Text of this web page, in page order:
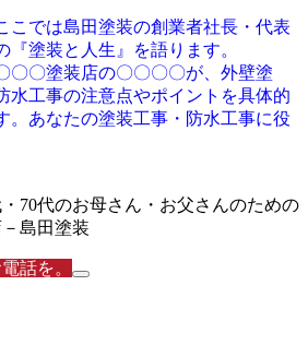
こでは島田塗装の創業者社長・代表
『塗装と人生』を語ります。
〇〇塗装店の〇〇〇〇が、外壁塗
水工事の注意点やポイントを具体的
。あなたの塗装工事・防水工事に役
70代のお母さん・お父さんのための
島田塗装
話を。